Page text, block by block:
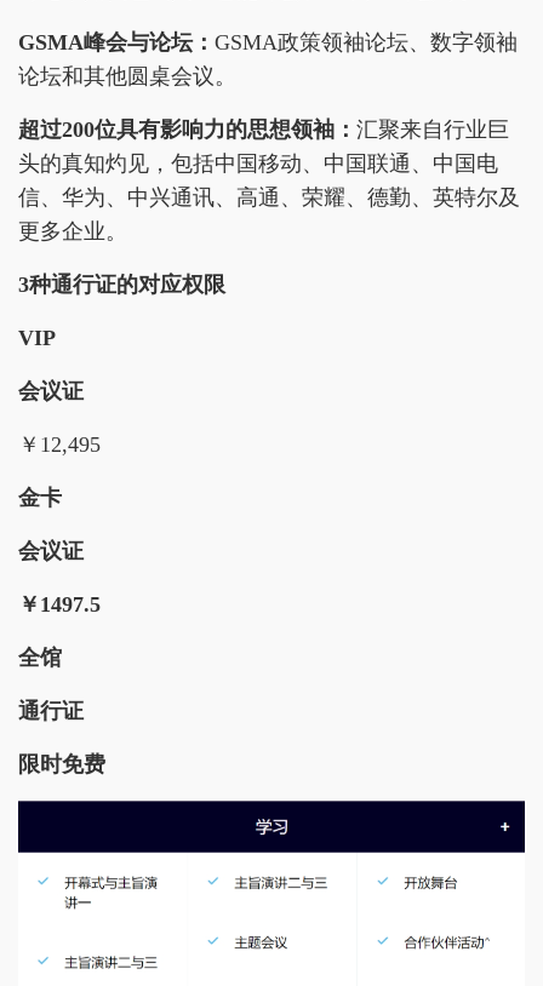
GSMA峰会与论坛： GSMA政策领袖论坛、数字领袖
论坛和其他圆桌会议。
超过200位具有影响力的思想领袖： 汇聚来自行业巨
头的真知灼见，包括中国移动、中国联通、中国电
信、华为、中兴通讯、高通、荣耀、德勤、英特尔及
更多企业。
3种通行证的对应权限
VIP
会议证
￥12,495
金卡
会议证
￥1497.5
全馆
通行证
限时免费